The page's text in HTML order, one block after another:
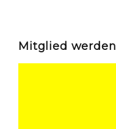
Mitglied werden